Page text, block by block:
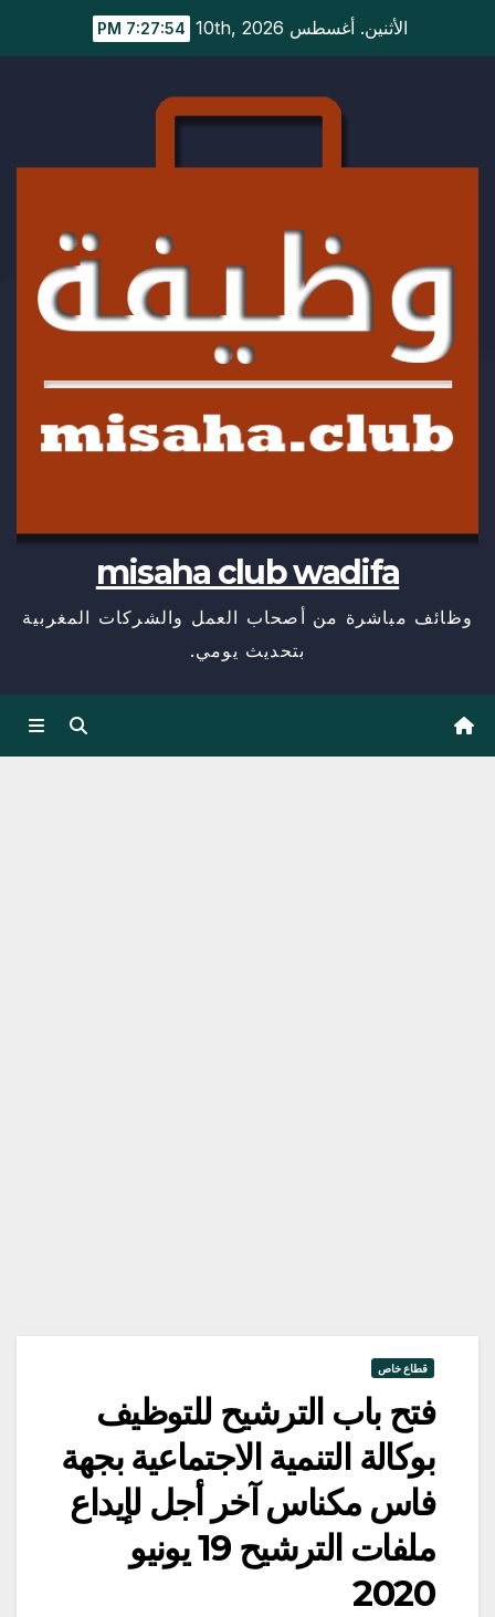
الأثنين. أغسطس 10th, 2026 7:27:55 PM
misaha club wadifa
وظائف مباشرة من أصحاب العمل والشركات المغربية
بتحديث يومي.
قطاع خاص
فتح باب الترشيح للتوظيف
بوكالة التنمية الاجتماعية بجهة
فاس مكناس آخر أجل لإيداع
ملفات الترشيح 19 يونيو
2020